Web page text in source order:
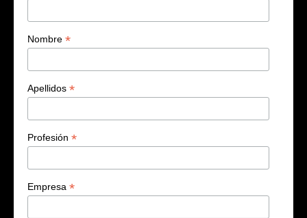
Nombre *
Apellidos *
Profesión *
Empresa *